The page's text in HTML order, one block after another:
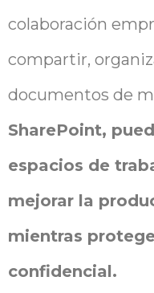
colaboración
compartir,
documentos de
SharePoint,
espacios de
mejorar la
mientras
confidencial.